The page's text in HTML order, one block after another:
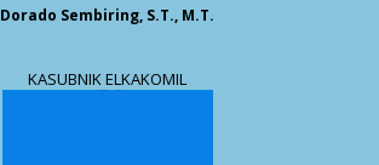
Dorado Sembiring, S.T., M.T.
KASUBNIK ELKAKOMIL